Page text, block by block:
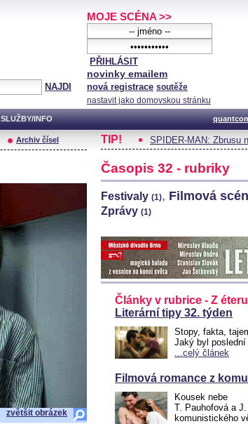
NAJDI
MOJE SCÉNA >>
PŘIHLÁSIT
novinky emailem
nová registrace soutěže
nastavit jako domovskou stránku
SLUŽBY/INFO
Archiv čísel
zvětšit obrázek
TIP! SPIDER-MAN: Zbrusu
Časopis 32 - rubriky
Festivaly (1), Filmová
Zprávy (1)
Články v rubrice - Z éteru
Literární tipy 32. týden
Stopy, fakta,
Jaký byl poslední
...celý článek
Filmová romance z
Kousek nebe
T. Pauhofová a
komunistického